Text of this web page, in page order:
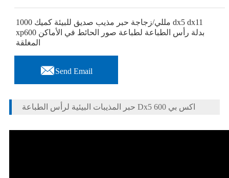
1000 مللي/زجاجة حبر مذيب صديق للبيئة كميك dx5 dx11
xp600 بدلة رأس الطباعة لطباعة صور الحائط في الأماكن
المغلقة
Send Email
حبر المذيبات البيئية لرأس الطباعة Dx5 اكس بي 600